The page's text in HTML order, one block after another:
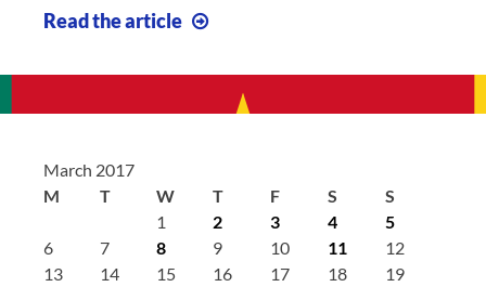
Readthe article
~
Chickens!
March 2017
M
T W T F S
S
1
2 3 4
5
6
7 8 9 10 11
12
13
14 15 16 17 18
19